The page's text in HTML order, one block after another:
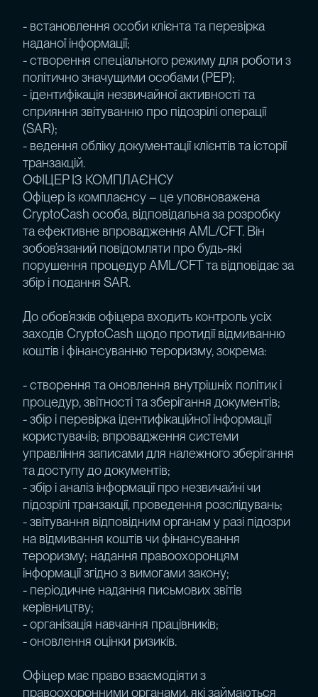
- встановлення особи клієнта та перевірка
наданої інформації;
- створення спеціального режиму для роботи з
політично значущими особами (PEP);
- ідентифікація незвичайної активності та
сприяння звітуванню про підозрілі операції
(SAR);
- ведення обліку документації клієнтів та історії
транзакцій.
ОФІЦЕР ІЗ КОМПЛАЄНСУ
Офіцер із комплаєнсу – це уповноважена
CryptoCash особа, відповідальна за розробку
та ефективне впровадження AML/CFT. Він
зобов’язаний повідомляти про будь-які
порушення процедур AML/CFT та відповідає за
збір і подання SAR.
До обов’язків офіцера входить контроль усіх
заходів CryptoCash щодо протидії відмиванню
коштів і фінансуванню тероризму, зокрема:
- створення та оновлення внутрішніх політик і
процедур, звітності та зберігання документів;
- збір і перевірка ідентифікаційної інформації
користувачів; впровадження системи
управління записами для належного зберігання
та доступу до документів;
- збір і аналіз інформації про незвичайні чи
підозрілі транзакції, проведення розслідувань;
- звітування відповідним органам у разі підозри
на відмивання коштів чи фінансування
тероризму; надання правоохоронцям
інформації згідно з вимогами закону;
- періодичне надання письмових звітів
керівництву;
- організація навчання працівників;
- оновлення оцінки ризиків.
Офіцер має право взаємодіяти з
правоохоронними органами, які займаються